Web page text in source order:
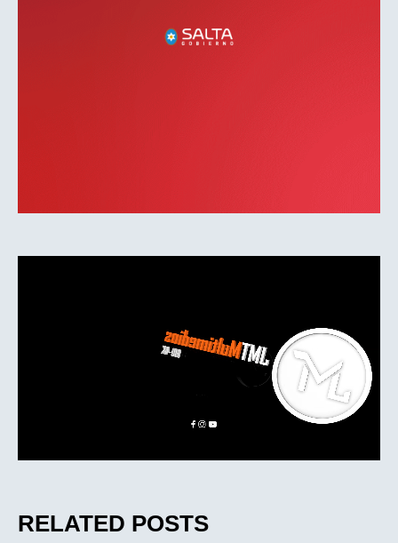
RELATED POSTS